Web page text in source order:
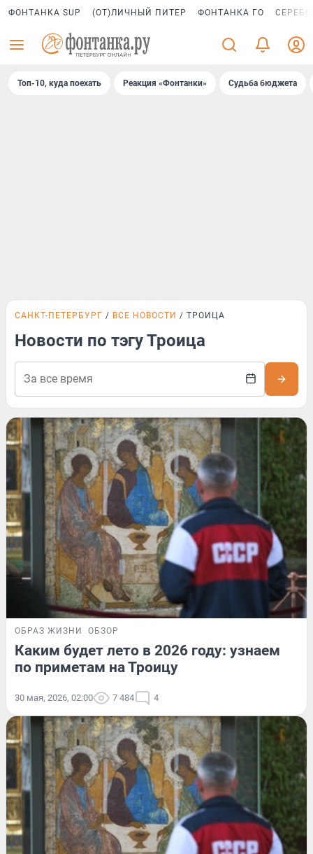
ФОНТАНКА SUP (ОТ)ЛИЧНЫЙ ПИТЕР ФОНТАНКА ГО
Топ-10, куда поехать Реакция «Фонтанки» Судьба бюджета
САНКТ-ПЕТЕРБУРГ ВСЕ НОВОСТИ ТРОИЦА
Новости по тэгу Троица
ОБРАЗ ЖИЗНИ ОБЗОР
Каким будет лето в 2026 году: узнаем
по приметам на Троицу
30 мая, 2026, 02:00 7 484 4